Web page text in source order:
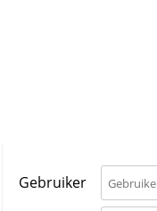
Gebruiker